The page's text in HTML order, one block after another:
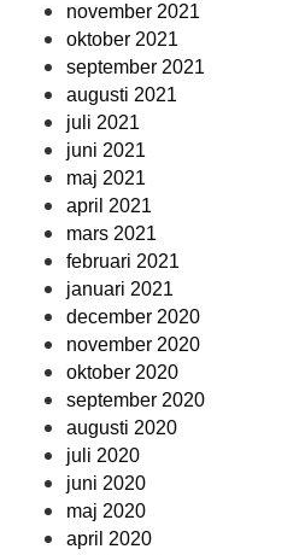
november 2021
oktober 2021
september 2021
augusti 2021
juli 2021
juni 2021
maj 2021
april 2021
mars 2021
februari 2021
januari 2021
december 2020
november 2020
oktober 2020
september 2020
augusti 2020
juli 2020
juni 2020
maj 2020
april 2020